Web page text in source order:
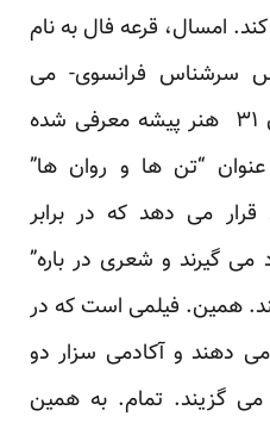
امسال، قرعه فال به نام
سرشناس فرانسوی- می
زنند.او هم۲۸ بازیگر از میان ۳۱ هنر پیشه معرفی شده
“تن ها و روان ها”
۹۰ ثانیه ای قرار می دهد که در برابر
می گیرند و شعری در باره”
همین. فیلمی است که در
می دهند و آکادمی سزار دو
را بر می گزیند. تمام. به همین